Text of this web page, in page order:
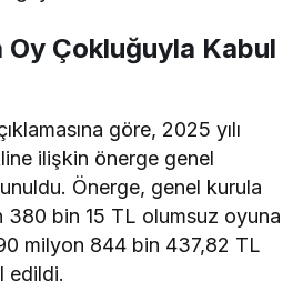
Oy Çokluğuyla Kabul
göre, 2025 yılı
ilişkin önerge genel
Önerge, genel kurula
380 bin 15 TL olumsuz oyuna
milyon 844 bin 437,82 TL
edildi.